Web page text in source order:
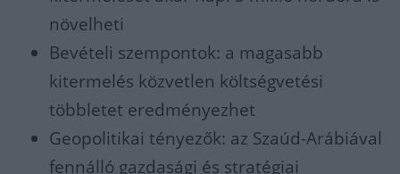
növelheti
Bevételi szempontok: a magasabb
kitermelés közvetlen költségvetési
többletet eredményezhet
Geopolitikai tényezők: az Szaúd-Arábiával
fennálló gazdasági és stratégiai